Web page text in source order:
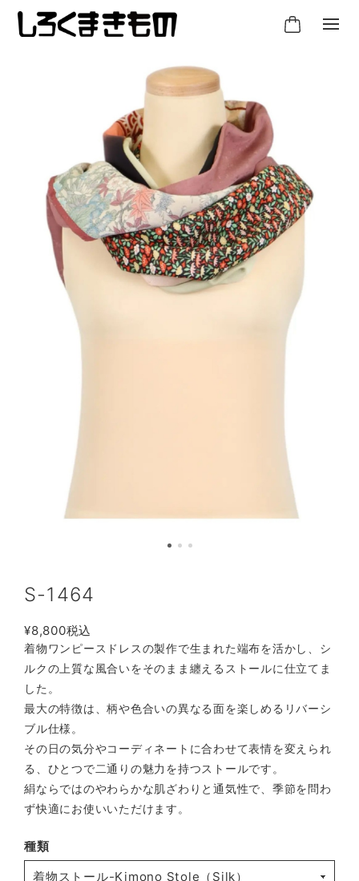
S-1464
¥8,800税込
着物ワンピースドレスの製作で生まれた端布を活かし、シ
ルクの上質な風合いをそのまま纏えるストールに仕立てま
した。
最大の特徴は、柄や色合いの異なる面を楽しめるリバーシ
ブル仕様。
その日の気分やコーディネートに合わせて表情を変えられ
る、ひとつで二通りの魅力を持つストールです。
絹ならではのやわらかな肌ざわりと通気性で、季節を問わ
ず快適にお使いいただけます。
種類